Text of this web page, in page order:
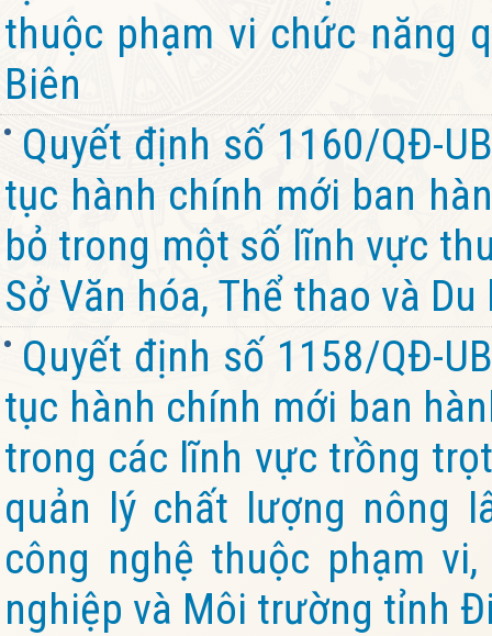
thuộc phạm vi chức năng
Biên
Quyết định số 1160/QĐ-
tục hành chính mới ban
bỏ trong một số lĩnh vực
Sở Văn hóa, Thể thao và
Quyết định số 1158/QĐ-
tục hành chính mới ban
trong các lĩnh vực trồng
quản lý chất lượng nông
công nghệ thuộc phạm
nghiệp và Môi trường tỉnh